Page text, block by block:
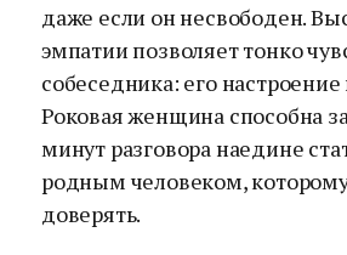
даже если он несвободен.
эмпатии позволяет тонко
собеседника: его
Роковая женщина способна
минут разговора наедине
родным человеком,
доверять.